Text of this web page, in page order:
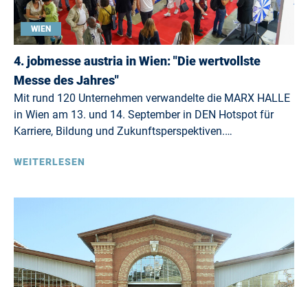
WIEN
4. jobmesse austria in Wien: "Die wertvollste
Messe des Jahres"
Mit rund 120 Unternehmen verwandelte die MARX HALLE
in Wien am 13. und 14. September in DEN Hotspot für
Karriere, Bildung und Zukunftsperspektiven.…
WEITERLESEN